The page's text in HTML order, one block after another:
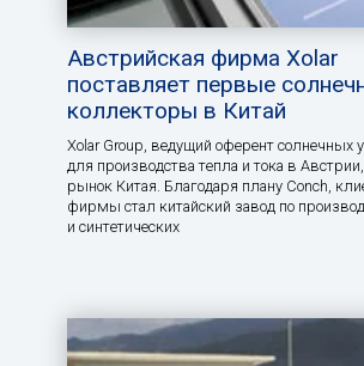
Австрийская фирма Xolar
поставляет первые
коллекторы в Китай
Xolar Group, ведущий оферент солнечных
для производства тепла и тока в
рынок Китая. Благодаря плану Conch,
фирмы стал китайский завод по
и синтетических